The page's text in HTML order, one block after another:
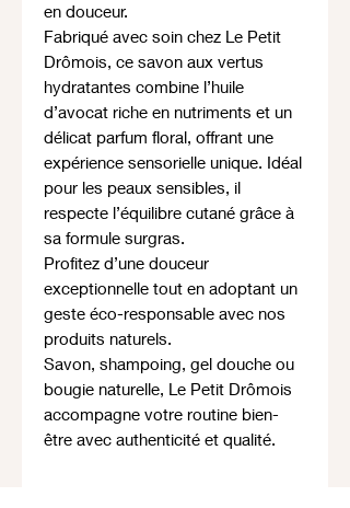
en douceur.
Fabriqué avec soin chez Le Petit
Drômois, ce savon aux vertus
hydratantes combine l’huile
d’avocat riche en nutriments et un
délicat parfum floral, offrant une
expérience sensorielle unique. Idéal
pour les peaux sensibles, il
respecte l’équilibre cutané grâce à
sa formule surgras.
Profitez d’une douceur
exceptionnelle tout en adoptant un
geste éco-responsable avec nos
produits naturels.
Savon, shampoing, gel douche ou
bougie naturelle, Le Petit Drômois
accompagne votre routine bien-
être avec authenticité et qualité.